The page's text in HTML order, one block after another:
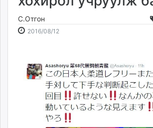
news.mn
zindaa.mn
ikon.mn
С.Отгон
2016/08/12
11:22:04
01:14:44